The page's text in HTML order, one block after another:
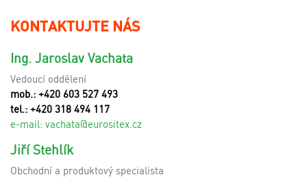
KONTAKTUJTE NÁS
Ing. Jaroslav Vachata
Vedoucí oddělení
mob.: +420 603 527 493
tel.: +420 318 494 117
e-mail: vachata@eurositex.cz
Jiří Stehlík
Obchodní a produktový specialista